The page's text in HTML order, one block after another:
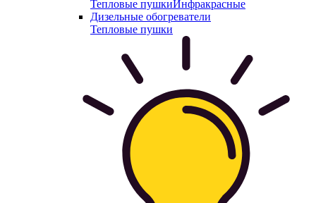
Тепловые пушкиИнфракрасные
Дизельные обогреватели
Тепловые пушки